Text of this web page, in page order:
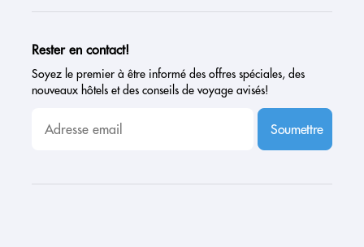
Rester en contact!
Soyez le premier à être informé des offres spéciales, des
nouveaux hôtels et des conseils de voyage avisés!
Soumettre